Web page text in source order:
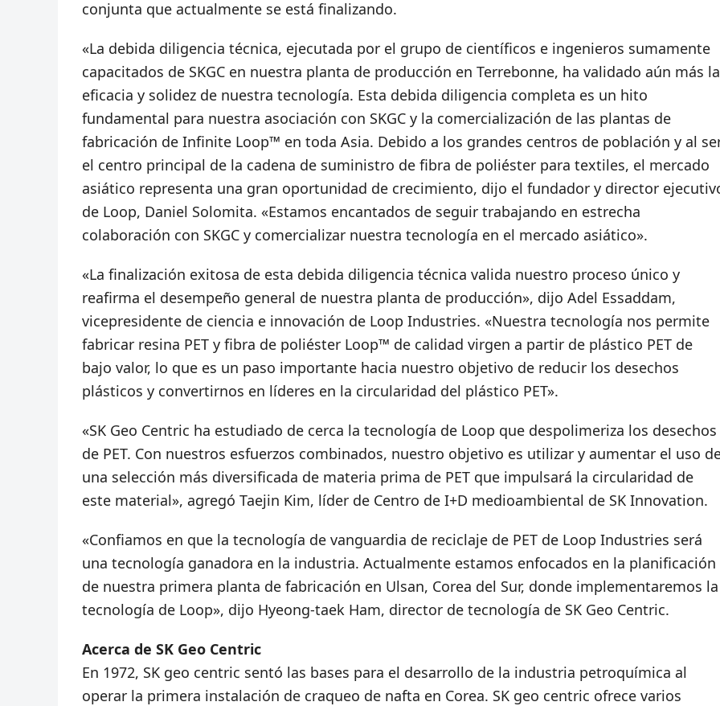
conjunta que actualmente se está finalizando.
«La debida diligencia técnica, ejecutada por el grupo de científicos e ingenieros sumamente
capacitados de SKGC en nuestra planta de producción en Terrebonne, ha validado aún más la
eficacia y solidez de nuestra tecnología. Esta debida diligencia completa es un hito
fundamental para nuestra asociación con SKGC y la comercialización de las plantas de
fabricación de Infinite Loop™ en toda Asia. Debido a los grandes centros de población y al
el centro principal de la cadena de suministro de fibra de poliéster para textiles, el mercado
asiático representa una gran oportunidad de crecimiento, dijo el fundador y director
de Loop, Daniel Solomita. «Estamos encantados de seguir trabajando en estrecha
colaboración con SKGC y comercializar nuestra tecnología en el mercado asiático».
«La finalización exitosa de esta debida diligencia técnica valida nuestro proceso único y
reafirma el desempeño general de nuestra planta de producción», dijo Adel Essaddam,
vicepresidente de ciencia e innovación de Loop Industries. «Nuestra tecnología nos permite
fabricar resina PET y fibra de poliéster Loop™ de calidad virgen a partir de plástico PET de
bajo valor, lo que es un paso importante hacia nuestro objetivo de reducir los desechos
plásticos y convertirnos en líderes en la circularidad del plástico PET».
«SK Geo Centric ha estudiado de cerca la tecnología de Loop que despolimeriza los desechos
de PET. Con nuestros esfuerzos combinados, nuestro objetivo es utilizar y aumentar el uso
una selección más diversificada de materia prima de PET que impulsará la circularidad de
este material», agregó Taejin Kim, líder de Centro de I+D medioambiental de SK Innovation.
«Confiamos en que la tecnología de vanguardia de reciclaje de PET de Loop Industries será
una tecnología ganadora en la industria. Actualmente estamos enfocados en la planificación
de nuestra primera planta de fabricación en Ulsan, Corea del Sur, donde implementaremos la
tecnología de Loop», dijo Hyeong-taek Ham, director de tecnología de SK Geo Centric.
Acerca de SK Geo Centric
En 1972, SK geo centric sentó las bases para el desarrollo de la industria petroquímica al
operar la primera instalación de craqueo de nafta en Corea. SK geo centric ofrece varios